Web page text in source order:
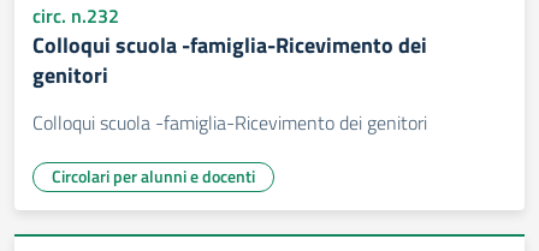
circ. n.232
Colloqui scuola -famiglia-Ricevimento dei
genitori
Colloqui scuola -famiglia-Ricevimento dei genitori
Circolari per alunni e docenti